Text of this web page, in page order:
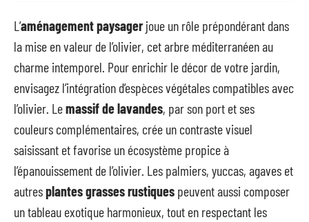
L’aménagement paysagerjoue un rôle prépondérant dans
la mise en valeur de l’olivier, cet arbre méditerranéen au
charme intemporel. Pour enrichir le décor de votre jardin,
envisagez l’intégration d’espèces végétales compatibles avec
l’olivier. Lemassif de lavandes, par son port et ses
couleurs complémentaires, crée un contraste visuel
saisissant et favorise un écosystème propice à
l’épanouissement de l’olivier. Les palmiers, yuccas, agaves et
autresplantes grasses rustiques peuvent aussi composer
un tableau exotique harmonieux, tout en respectant les